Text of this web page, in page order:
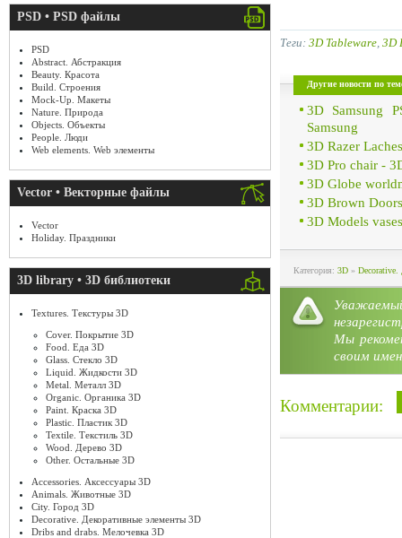
PSD • PSD файлы
PSD
Abstract. Абстракция
Beauty. Красота
Build. Строения
Mock-Up. Макеты
Nature. Природа
Objects. Объекты
People. Люди
Web elements. Web элементы
Vector • Векторные файлы
Vector
Holiday. Праздники
3D library • 3D библиотеки
Textures. Текстуры 3D
Cover. Покрытие 3D
Food. Еда 3D
Glass. Стекло 3D
Liquid. Жидкости 3D
Metal. Металл 3D
Organic. Органика 3D
Paint. Краска 3D
Plastic. Пластик 3D
Textile. Текстиль 3D
Wood. Дерево 3D
Other. Остальные 3D
Accessories. Аксессуары 3D
Animals. Животные 3D
City. Город 3D
Decorative. Декоративные элементы 3D
Dribs and drabs. Мелочевка 3D
Теги: 3D Tableware 3D
Другие новости по
3D Samsung
Samsung
3D Razer
3D Pro chair -
3D Globe
3D Brown
3D Models
Категория: 3D » Decorative.
Мы
своим
Комментарии: